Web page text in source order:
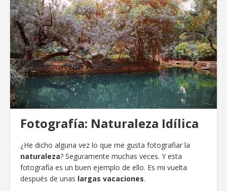
Fotografía: Naturaleza Idílica
¿He dicho alguna vez lo que me gusta fotografiar la
naturaleza? Seguramente muchas veces. Y esta
fotografía es un buen ejemplo de ello. Es mi vuelta
después de unas largas vacaciones.